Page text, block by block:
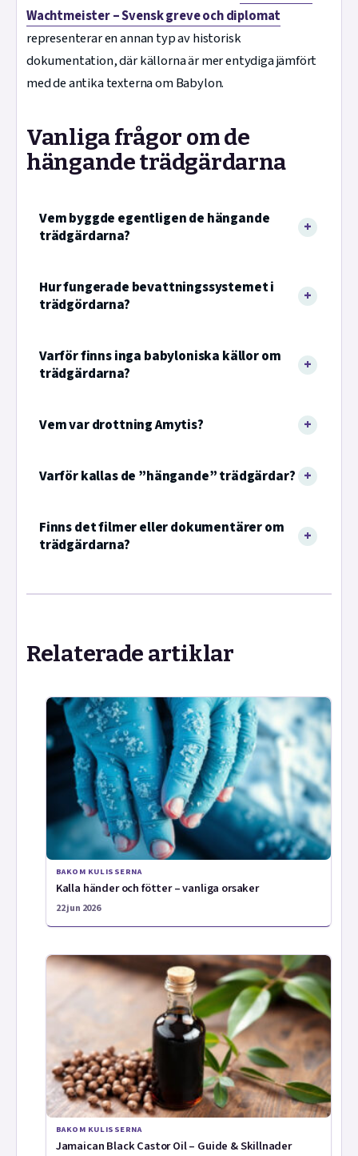
Wachtmeister – Svensk greve och diplomat
representerar en annan typ av historisk
dokumentation, där källorna är mer entydiga jämfört
med de antika texterna om Babylon.
Vanliga frågor om de
hängande trädgärdarna
Vem byggde egentligen de hängande
trädgärdarna?
Hur fungerade bevattningssystemet i
trädgördarna?
Varför finns inga babyloniska källor om
trädgärdarna?
Vem var drottning Amytis?
Varför kallas de ”hängande” trädgärdar?
Finns det filmer eller dokumentärer om
trädgärdarna?
Relaterade artiklar
BAKOM KULISSERNA
Kalla händer och fötter – vanliga orsaker
22 jun 2026
BAKOM KULISSERNA
Jamaican Black Castor Oil – Guide & Skillnader